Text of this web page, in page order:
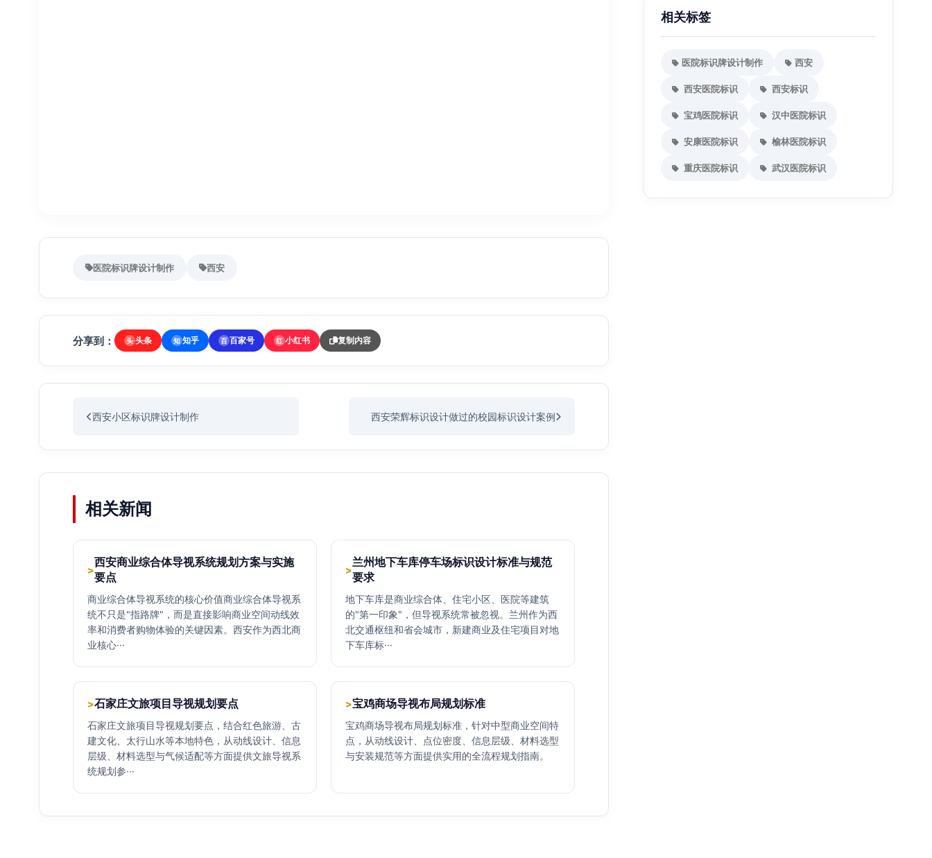
相关标签
医院标识牌设计制作 西安
西安医院标识 西安标识
宝鸡医院标识 汉中医院标识
安康医院标识 榆林医院标识
重庆医院标识 武汉医院标识
医院标识牌设计制作 西安
分享到： 头 头条 知 知乎 百 百家号 红 小红书 复制内容
西安小区标识牌设计制作 西安荣辉标识设计做过的校园标识设计案例
相关新闻
>
西安商业综合体导视系统规划方案与实施
要点
商业综合体导视系统的核心价值商业综合体导视系
统不只是"指路牌"，而是直接影响商业空间动线效
率和消费者购物体验的关键因素。西安作为西北商
业核心···
>
兰州地下车库停车场标识设计标准与规范
要求
地下车库是商业综合体、住宅小区、医院等建筑
的"第一印象"，但导视系统常被忽视。兰州作为西
北交通枢纽和省会城市，新建商业及住宅项目对地
下车库标···
>石家庄文旅项目导视规划要点
石家庄文旅项目导视规划要点，结合红色旅游、古
建文化、太行山水等本地特色，从动线设计、信息
层级、材料选型与气候适配等方面提供文旅导视系
统规划参···
>宝鸡商场导视布局规划标准
宝鸡商场导视布局规划标准，针对中型商业空间特
点，从动线设计、点位密度、信息层级、材料选型
与安装规范等方面提供实用的全流程规划指南。